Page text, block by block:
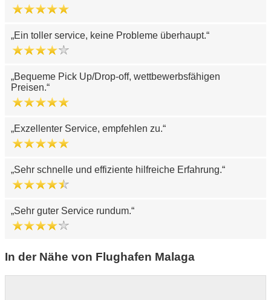
Ein toller service, keine Probleme überhaupt.
Bequeme Pick Up/Drop-off, wettbewerbsfähigen
Preisen.
Exzellenter Service, empfehlen zu.
Sehr schnelle und effiziente hilfreiche Erfahrung.
Sehr guter Service rundum.
In der Nähe von Flughafen Malaga